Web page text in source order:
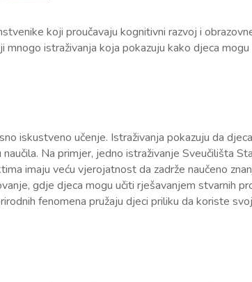
koji proučavaju kognitivni razvoj i
istraživanja koja pokazuju kako djeca
iskustveno učenje. Istraživanja pokazuju da
Na primjer, jedno istraživanje Sveučilišta
imaju veću vjerojatnost da zadrže naučeno
gdje djeca mogu učiti rješavanjem stvarnih
fenomena pružaju djeci priliku da koriste